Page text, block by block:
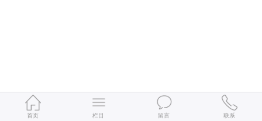
首页 栏目 留言 联系